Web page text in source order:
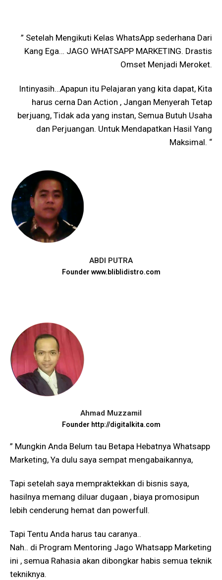
” Setelah Mengikuti Kelas WhatsApp sederhana Dari
Kang Ega… JAGO WHATSAPP MARKETING. Drastis
Omset Menjadi Meroket.
Intinyasih…Apapun itu Pelajaran yang kita dapat, Kita
harus cerna Dan Action , Jangan Menyerah Tetap
berjuang, Tidak ada yang instan, Semua Butuh Usaha
dan Perjuangan. Untuk Mendapatkan Hasil Yang
Maksimal. “
ABDI PUTRA
Founder www.bliblidistro.com
Ahmad Muzzamil
Founder http://digitalkita.com
” Mungkin Anda Belum tau Betapa Hebatnya Whatsapp
Marketing, Ya dulu saya sempat mengabaikannya,
Tapi setelah saya mempraktekkan di bisnis saya,
hasilnya memang diluar dugaan , biaya promosipun
lebih cenderung hemat dan powerfull.
Tapi Tentu Anda harus tau caranya..
Nah.. di Program Mentoring Jago Whatsapp Marketing
ini , semua Rahasia akan dibongkar habis semua teknik
tekniknya.